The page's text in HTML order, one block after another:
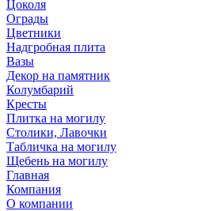
Цоколя
Ограды
Цветники
Надгробная плита
Вазы
Декор на памятник
Колумбарий
Кресты
Плитка на могилу
Столики, Лавочки
Табличка на могилу
Щебень на могилу
Главная
Компания
О компании